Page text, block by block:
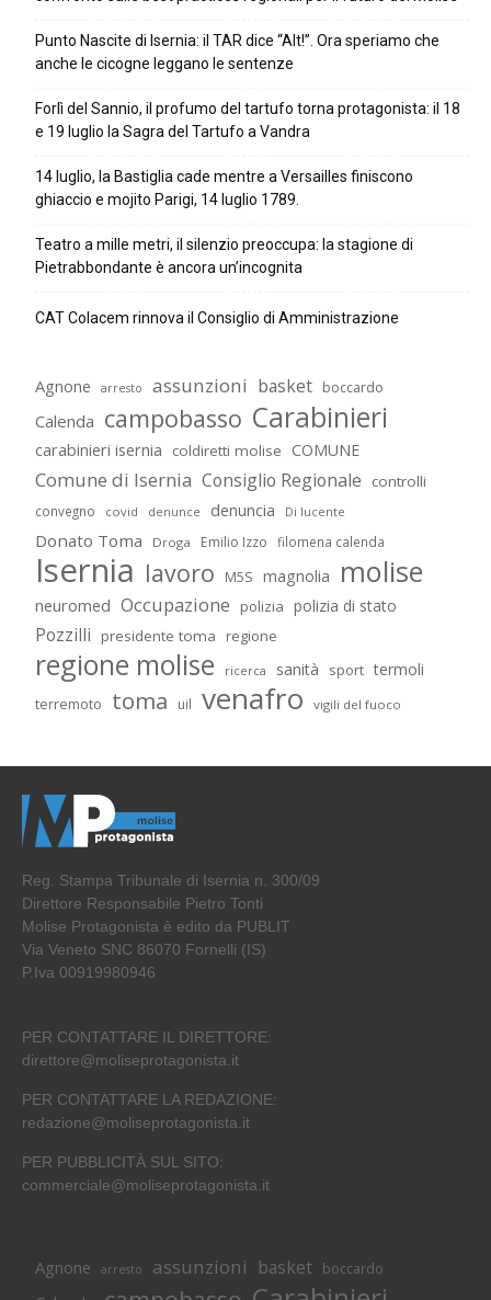
Punto Nascite di Isernia: il TAR dice “Alt!”. Ora speriamo che
anche le cicogne leggano le sentenze
Forlì del Sannio, il profumo del tartufo torna protagonista: il 18
e 19 luglio la Sagra del Tartufo a Vandra
14 luglio, la Bastiglia cade mentre a Versailles finiscono
ghiaccio e mojito Parigi, 14 luglio 1789.
Teatro a mille metri, il silenzio preoccupa: la stagione di
Pietrabbondante è ancora un’incognita
CAT Colacem rinnova il Consiglio di Amministrazione
Agnone arresto assunzioni basket boccardo
Calenda campobasso Carabinieri
carabinieri isernia coldiretti molise COMUNE
Comune di Isernia Consiglio Regionale controlli
convegno covid denunce denuncia Di lucente
Donato Toma Droga Emilio Izzo filomena calenda
Isernia lavoro M5S magnolia molise
neuromed Occupazione polizia polizia di stato
Pozzilli presidente toma regione
regione molise ricerca sanità sport termoli
terremoto toma uil venafro vigili del fuoco
Reg. Stampa Tribunale di Isernia n. 300/09
Direttore Responsabile Pietro Tonti
Molise Protagonista è edito da PUBLIT
Via Veneto SNC 86070 Fornelli (IS)
P.Iva 00919980946
PER CONTATTARE IL DIRETTORE:
direttore@moliseprotagonista.it
PER CONTATTARE LA REDAZIONE:
redazione@moliseprotagonista.it
PER PUBBLICITÀ SUL SITO:
commerciale@moliseprotagonista.it
Agnone arresto assunzioni basket boccardo